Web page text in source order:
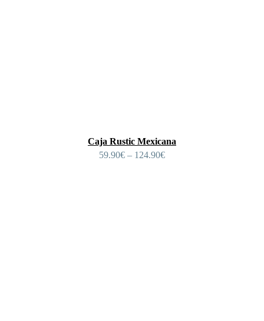
Caja Rustic Mexicana
59.90€ – 124.90€